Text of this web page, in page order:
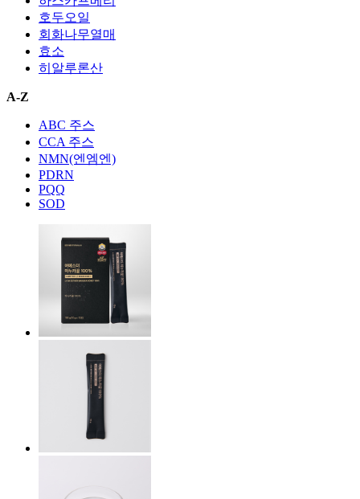
호두오일
회화나무열매
효소
히알루론산
A-Z
ABC 주스
CCA 주스
NMN(엔엠엔)
PDRN
PQQ
SOD